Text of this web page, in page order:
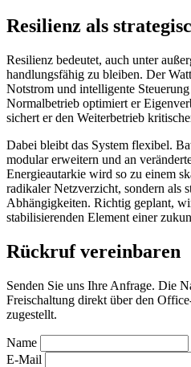
Resilienz als
Resilienz bedeutet, auch unter
handlungsfähig zu bleiben. Der
Notstrom und intelligente
Normalbetrieb optimiert er
sichert er den Weiterbetrieb
Dabei bleibt das System flexibel.
modular erweitern und an
Energieautarkie wird so zu einem
radikaler Netzverzicht, sondern als
Abhängigkeiten. Richtig geplant,
stabilisierenden Element einer
Rückruf vereinbaren
Senden Sie uns Ihre Anfrage. Die
Freischaltung direkt über den
zugestellt.
Name
E-Mail